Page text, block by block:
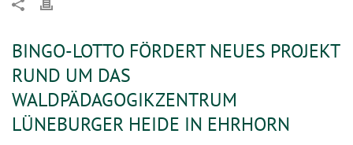
BINGO-LOTTO FÖRDERT NEUES PROJEKT
RUND UM DAS
WALDPÄDAGOGIKZENTRUM
LÜNEBURGER HEIDE IN EHRHORN